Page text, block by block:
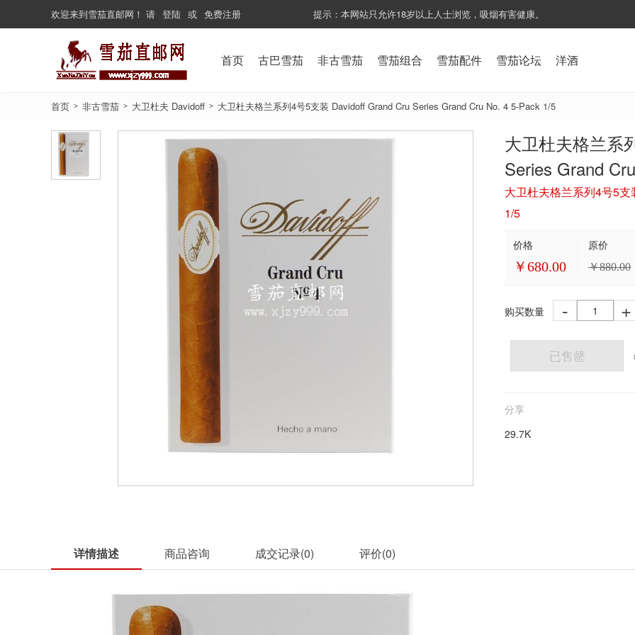
欢迎来到雪茄直邮网 ！ 请 登陆 或 免费注册 提示：本网站只允许18岁以上人士浏览，吸烟有害健康。
首页 古巴雪茄 非古雪茄 雪茄组合 雪茄配件 雪茄论坛 洋酒
首页 > 非古雪茄 > 大卫杜夫 Davidoff > 大卫杜夫格兰系列4号5支装 Davidoff Grand Cru Series Grand Cru No. 4 5-Pack 1/5
大卫杜夫格兰系
Series Grand
大卫杜夫格兰系列4号5
1/5
价格
￥680.00
原价
￥880.00
购买数量 - +
已售罄
分享
29.7K
详情描述 商品咨询 成交记录(0) 评价(0)